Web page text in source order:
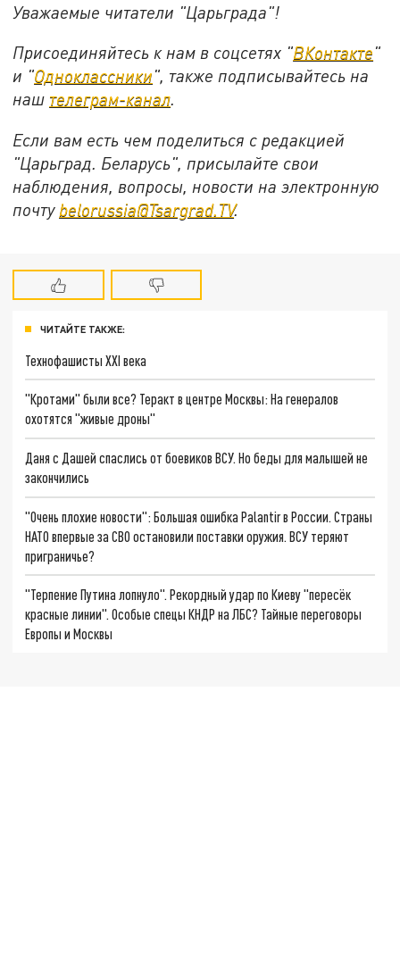
Уважаемые читатели "Царьграда"!
Присоединяйтесь к нам в соцсетях "ВКонтакте"
и "Одноклассники", также подписывайтесь на
наш телеграм-канал.
Если вам есть чем поделиться с редакцией
"Царьград. Беларусь", присылайте свои
наблюдения, вопросы, новости на электронную
почту belorussia@Tsargrad.TV.
ЧИТАЙТЕ ТАКЖЕ:
Технофашисты XXI века
"Кротами" были все? Теракт в центре Москвы: На генералов
охотятся "живые дроны"
Даня с Дашей спаслись от боевиков ВСУ. Но беды для малышей не
закончились
"Очень плохие новости": Большая ошибка Palantir в России. Страны
НАТО впервые за СВО остановили поставки оружия. ВСУ теряют
приграничье?
"Терпение Путина лопнуло". Рекордный удар по Киеву "пересёк
красные линии". Особые спецы КНДР на ЛБС? Тайные переговоры
Европы и Москвы